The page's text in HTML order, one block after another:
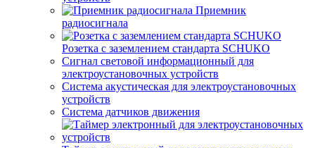
Приемник
радиосигнала
Розетка с заземлением стандарта SCHUKO
Сигнал световой информационный для
электроустановочных устройств
Система акустическая для электроустановочных
устройств
Система датчиков движения